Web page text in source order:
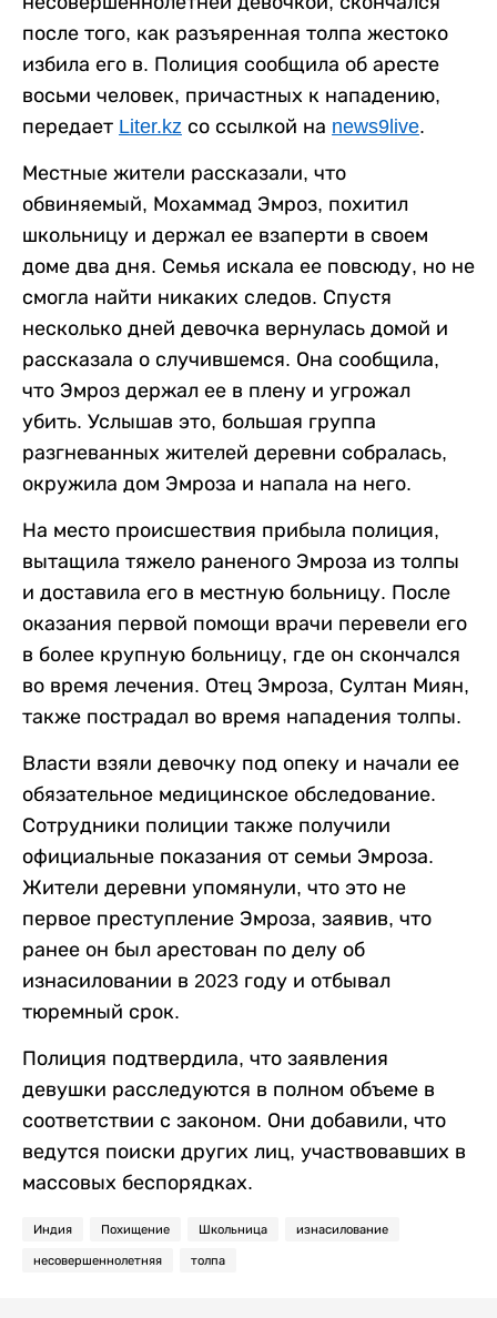
после того, как разъяренная толпа жестоко
избила его в. Полиция сообщила об аресте
восьми человек, причастных к нападению,
передает Liter.kz со ссылкой на news9live.
Местные жители рассказали, что
обвиняемый, Мохаммад Эмроз, похитил
школьницу и держал ее взаперти в своем
доме два дня. Семья искала ее повсюду, но не
смогла найти никаких следов. Спустя
несколько дней девочка вернулась домой и
рассказала о случившемся. Она сообщила,
что Эмроз держал ее в плену и угрожал
убить. Услышав это, большая группа
разгневанных жителей деревни собралась,
окружила дом Эмроза и напала на него.
На место происшествия прибыла полиция,
вытащила тяжело раненого Эмроза из толпы
и доставила его в местную больницу. После
оказания первой помощи врачи перевели его
в более крупную больницу, где он скончался
во время лечения. Отец Эмроза, Султан Миян,
также пострадал во время нападения толпы.
Власти взяли девочку под опеку и начали ее
обязательное медицинское обследование.
Сотрудники полиции также получили
официальные показания от семьи Эмроза.
Жители деревни упомянули, что это не
первое преступление Эмроза, заявив, что
ранее он был арестован по делу об
изнасиловании в 2023 году и отбывал
тюремный срок.
Полиция подтвердила, что заявления
девушки расследуются в полном объеме в
соответствии с законом. Они добавили, что
ведутся поиски других лиц, участвовавших в
массовых беспорядках.
Индия Похищение Школьница изнасилование
несовершеннолетняя толпа